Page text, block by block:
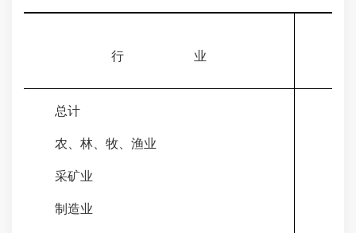
行 业
总计
农、林、牧、渔业
采矿业
制造业